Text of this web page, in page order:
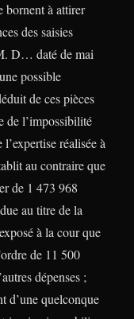
bornent à attirer
des saisies
D… daté de mai
possible
de ces pièces
de l’impossibilité
réalisée à
au contraire que
de 1 473 968
au titre de la
à la cour que
de 11 500
dépenses ;
d’une quelconque